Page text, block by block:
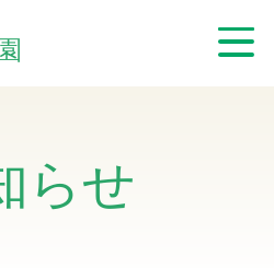
らせ